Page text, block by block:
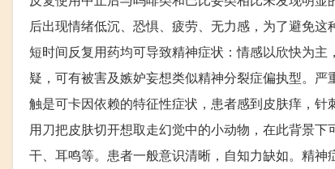
后出现情绪低沉、恐惧、疲劳、无力感，为了避免
短时间反复用药均可导致精神症状：情感以欣快为
疑，可有被害及嫉妒妄想类似精神分裂症偏执型。
触是可卡因依赖的特征性症状，患者感到皮肤痒，
用刀把皮肤切开想取走幻觉中的小动物，在此背景
干、耳鸣等。患者一般意识清晰，自知力缺如。精神